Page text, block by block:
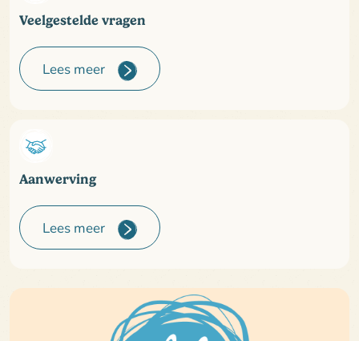
Veelgestelde vragen
Lees meer
Aanwerving
Lees meer